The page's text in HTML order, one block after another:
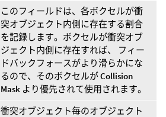
このフィールドは、各ボクセルが衝
突オブジェクト内側に存在する割合
を記録します。ボクセルが衝突オブ
ジェクト内側に存在すれば、 フィー
ドバックフォースがより滑らかにな
るので、そのボクセルがCollision
Mask より優先されて使用されます。
衝突オブジェクト毎のオブジェクト